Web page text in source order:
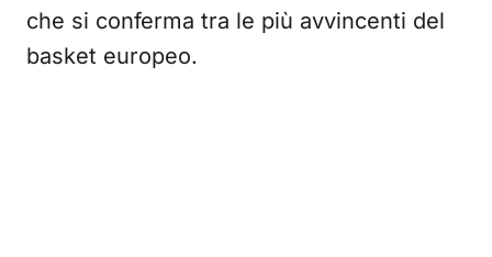
che si conferma tra le più avvincenti del
basket europeo.